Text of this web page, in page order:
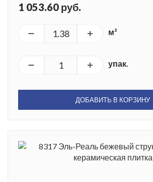
1 053.60 руб.
м²
упак.
ДОБАВИТЬ В КОРЗИНУ